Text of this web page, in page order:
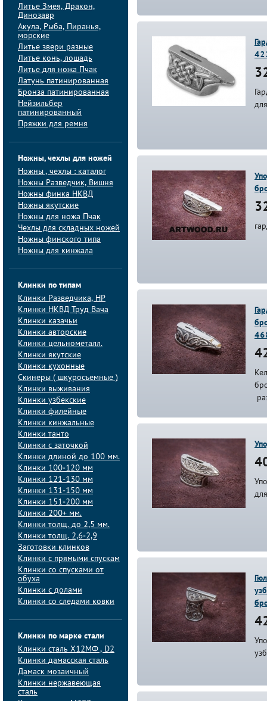
Литье Змея, Дракон,
Динозавр
Акула, Рыба, Пиранья,
морские
Литье звери разные
Литье конь, лошадь
Литье для ножа Пчак
Латунь патинированная
Бронза патинированная
Нейзильбер
патинированный
Пряжки для ремня
Ножны, чехлы для ножей
Ножны , чехлы : каталог
Ножны Разведчик, Вишня
Ножны финка НКВД
Ножны якутские
Ножны для ножа Пчак
Чехлы для складных ножей
Ножны финского типа
Ножны для кинжала
Клинки по типам
Клинки Pазведчика, НP
Клинки НКВД Труд Вача
Клинки казачьи
Клинки авторские
Клинки цельнометалл.
Клинки якутские
Клинки кухонные
Скинеры ( шкуросъемные )
Клинки выживания
Клинки узбекские
Клинки филейные
Клинки кинжальные
Клинки танто
Клинки с заточкой
Клинки длиной до 100 мм.
Клинки 100-120 мм
Клинки 121-130 мм
Клинки 131-150 мм
Клинки 151-200 мм
Клинки 200+ мм.
Клинки толщ. до 2,5 мм.
Клинки толщ. 2,6-2,9
Заготовки клинков
Клинки с прямыми спускам
Клинки со спусками от
обуха
Клинки с долами
Клинки со следами ковки
Клинки по марке стали
Клинки сталь Х12МФ , D2
Клинки дамасская сталь
Дамаск мозаичный
Клинки нержавеющая
сталь